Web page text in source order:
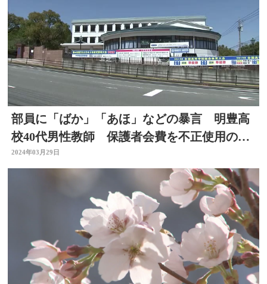
部員に「ばか」「あほ」などの暴言 明豊高
校40代男性教師 保護者会費を不正使用の疑
いも 大分
2024年03月29日